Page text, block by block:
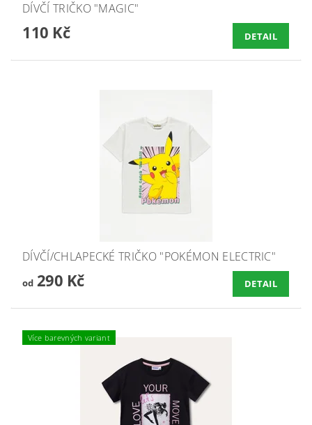
DÍVČÍ TRIČKO "MAGIC"
110 Kč DETAIL
DÍVČÍ/CHLAPECKÉ TRIČKO "POKÉMON ELECTRIC"
od290 Kč DETAIL
Více barevných variant